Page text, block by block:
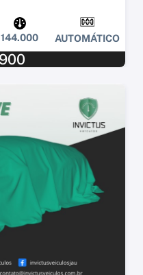
144.000 AUTOMÁTICO